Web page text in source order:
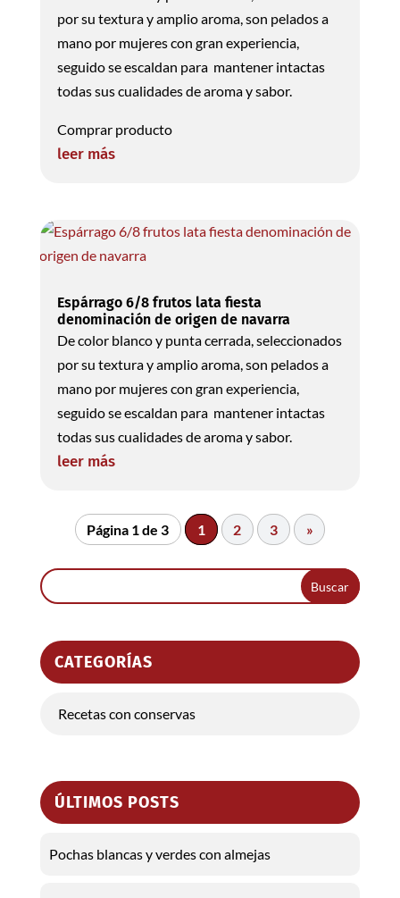
por su textura y amplio aroma, son pelados a
mano por mujeres con gran experiencia,
seguido se escaldan para mantener intactas
todas sus cualidades de aroma y sabor.
Comprar producto
leer más
Espárrago 6/8 frutos lata fiesta
denominación de origen de navarra
De color blanco y punta cerrada, seleccionados
por su textura y amplio aroma, son pelados a
mano por mujeres con gran experiencia,
seguido se escaldan para mantener intactas
todas sus cualidades de aroma y sabor.
leer más
Página 1 de 3 1 2 3 »
CATEGORÍAS
Recetas con conservas
ÚLTIMOS POSTS
Pochas blancas y verdes con almejas